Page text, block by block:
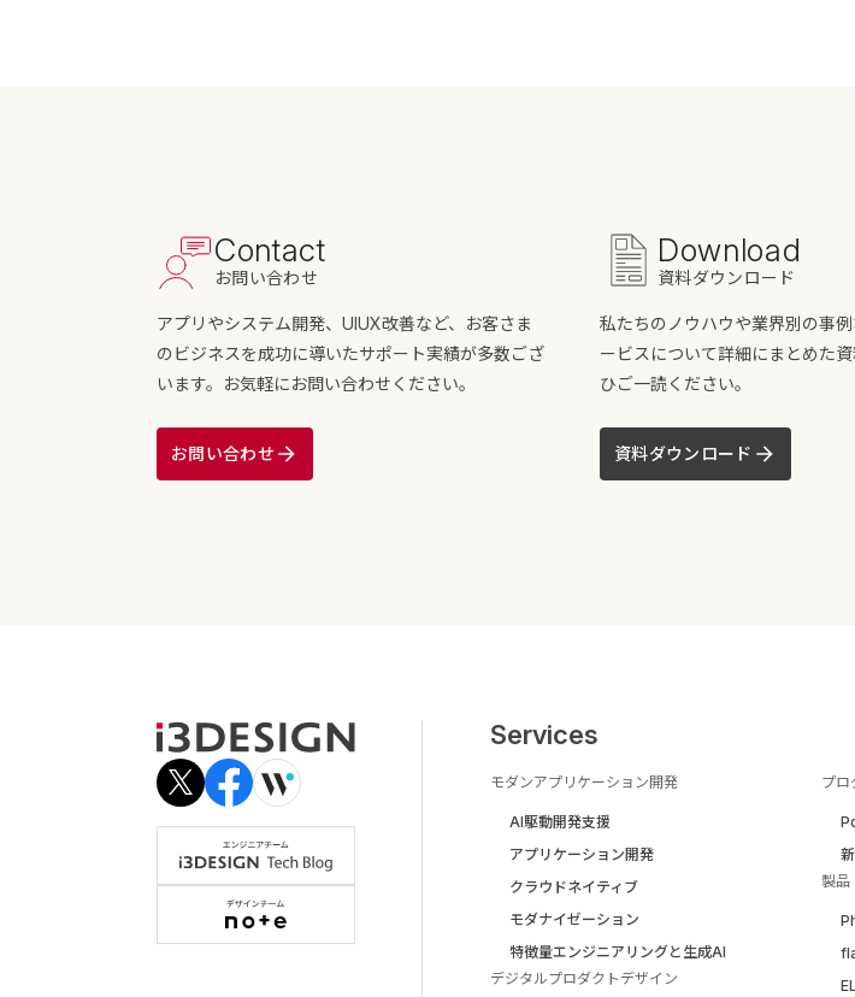
Contact
お問い合わせ
アプリやシステム開発、UIUX改善など、お客さま
のビジネスを成功に導いたサポート実績が多数ござ
います。お気軽にお問い合わせください。
お問い合わせ
Download
資料ダウンロード
私たちのノウハウや業界別の事
ービスについて詳細にまとめた
ひご一読ください。
資料ダウンロード
Services
モダンアプリケーション開発
AI駆動開発支援
アプリケーション開発
クラウドネイティブ
モダナイゼーション
特徴量エンジニアリングと生成AI
デジタルプロダクトデザイン
プロ
製品